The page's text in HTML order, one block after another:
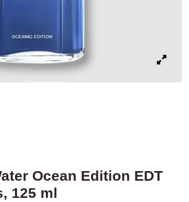
Ocean Edition EDT
125 ml